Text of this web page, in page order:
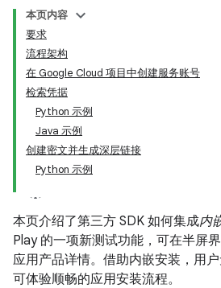
本页内容
要求
流程架构
在 Google Cloud 项目中创建服务账号
检索凭据
Python 示例
Java 示例
创建密文并生成深层链接
Python 示例
本页介绍了第三方 SDK 如何集成内
Play 的一项新测试功能，可在半屏
应用产品详情。借助内嵌安装，用
可体验顺畅的应用安装流程。